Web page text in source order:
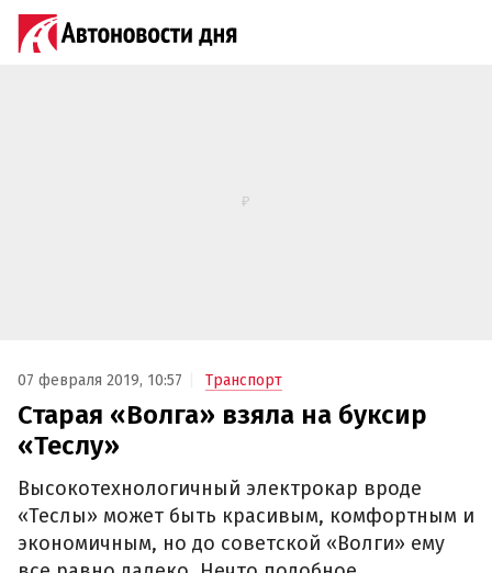
07 февраля 2019, 10:57 Транспорт
Старая «Волга» взяла на буксир
«Теслу»
Высокотехнологичный электрокар вроде
«Теслы» может быть красивым, комфортным и
экономичным, но до советской «Волги» ему